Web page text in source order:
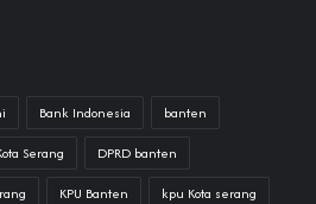
Bank Indonesia banten
Serang DPRD banten
KPU Banten kpu Kota serang